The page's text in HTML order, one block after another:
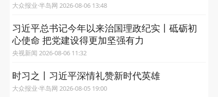
大众报业·半岛网 2026-08-06 13:48
习近平总书记今年以来治国理政纪实丨砥砺初
心使命 把党建设得更加坚强有力
央视新闻 2026-08-06 11:32
时习之丨习近平深情礼赞新时代英雄
大众报业·半岛网 2026-08-05 19:00